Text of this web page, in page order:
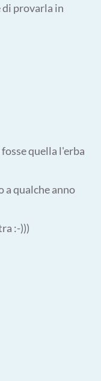
provarla in
quella l'erba
a qualche anno
:-)))